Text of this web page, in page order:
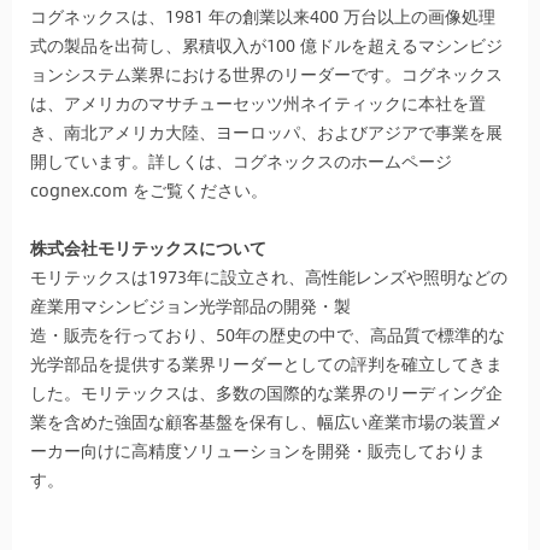
コグネックスは、1981 年の創業以来400 万台以上の画像処理
式の製品を出荷し、累積収入が100 億ドルを超えるマシンビジ
ョンシステム業界における世界のリーダーです。コグネックス
は、アメリカのマサチューセッツ州ネイティックに本社を置
き、南北アメリカ大陸、ヨーロッパ、およびアジアで事業を展
開しています。詳しくは、コグネックスのホームページ
cognex.com をご覧ください。
株式会社モリテックスについて
モリテックスは1973年に設立され、高性能レンズや照明などの
産業用マシンビジョン光学部品の開発・製
造・販売を行っており、50年の歴史の中で、高品質で標準的な
光学部品を提供する業界リーダーとしての評判を確立してきま
した。モリテックスは、多数の国際的な業界のリーディング企
業を含めた強固な顧客基盤を保有し、幅広い産業市場の装置メ
ーカー向けに高精度ソリューションを開発・販売しておりま
す。